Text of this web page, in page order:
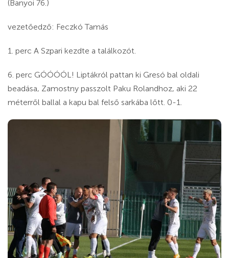
(Banyoi 76.)
vezetőedző: Feczkó Tamás
1. perc A Szpari kezdte a találkozót.
6. perc GÓÓÓÓL! Liptákról pattan ki Gresó bal oldali
beadása, Zamostny passzolt Paku Rolandhoz, aki 22
méterről ballal a kapu bal felső sarkába lőtt. 0-1.